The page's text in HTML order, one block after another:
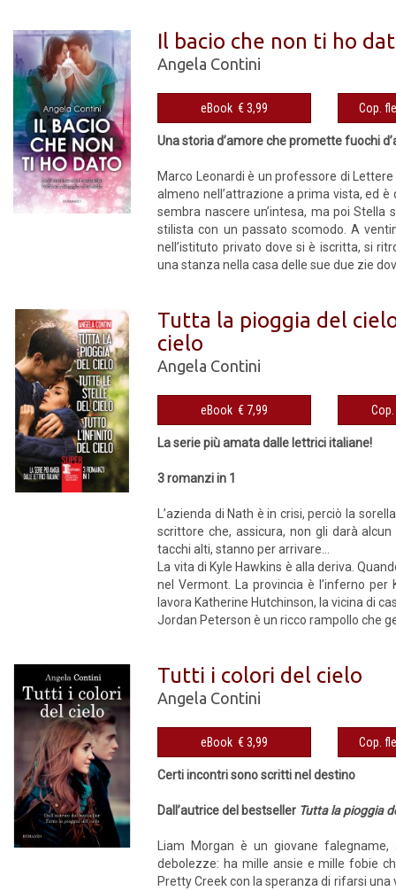
Il bacio che non ti ho
Angela Contini
eBook € 3,99
Una storia d’amore che promette fuochi
Marco Leonardi è un professore di
almeno nell’attrazione a prima vista, ed
sembra nascere un’intesa, ma poi
stilista con un passato scomodo. A
nell’istituto privato dove si è iscritta, si
una stanza nella casa delle sue due zie
Tutta la pioggia del
cielo
Angela Contini
eBook € 7,99
La serie più amata dalle lettrici italiane!
3 romanzi in 1
L’azienda di Nath è in crisi, perciò la
scrittore che, assicura, non gli darà
tacchi alti, stanno per arrivare…
La vita di Kyle Hawkins è alla deriva.
nel Vermont. La provincia è l’inferno
lavora Katherine Hutchinson, la vicina di
Jordan Peterson è un ricco rampollo che
Tutti i colori del cielo
Angela Contini
eBook € 3,99
Certi incontri sono scritti nel destino
Dall’autrice del bestseller Tutta la pioggia
Liam Morgan è un giovane
debolezze: ha mille ansie e mille fobie
Pretty Creek con la speranza di rifarsi